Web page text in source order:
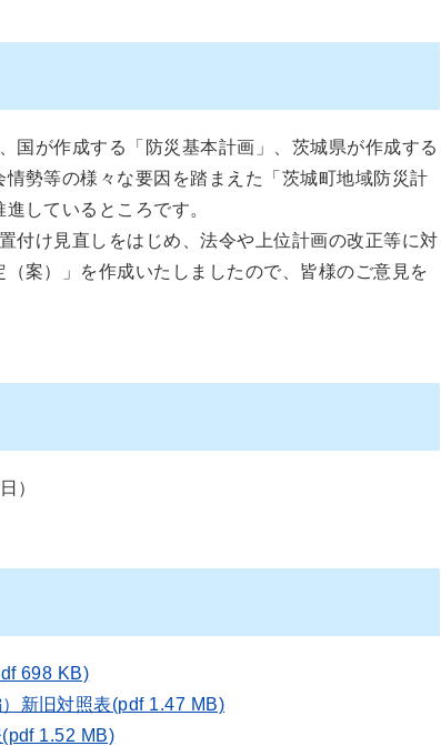
国が作成する「防災基本計画」、茨城県が作成する
勢等の様々な要因を踏まえた「茨城町地域防災計
しているところです。
付け見直しをはじめ、法令や上位計画の改正等に対
案）」を作成いたしましたので、皆様のご意見を
）
698 KB)
新旧対照表(pdf 1.47 MB)
1.52 MB)